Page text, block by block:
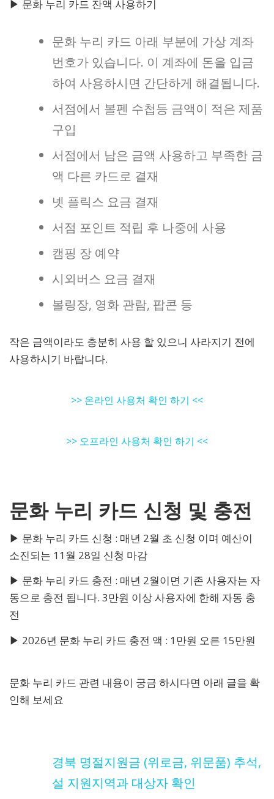
▶ 문화 누리 카드 잔액 사용하기
문화 누리 카드 아래 부분에 가상 계좌
번호가 있습니다. 이 계좌에 돈을 입금
하여 사용하시면 간단하게 해결됩니다.
서점에서 볼펜 수첩등 금액이 적은 제품
구입
서점에서 남은 금액 사용하고 부족한 금
액 다른 카드로 결재
넷 플릭스 요금 결재
서점 포인트 적립 후 나중에 사용
캠핑 장 예약
시외버스 요금 결재
볼링장, 영화 관람, 팝콘 등
작은 금액이라도 충분히 사용 할 있으니 사라지기 전에
사용하시기 바랍니다.
>> 온라인 사용처 확인 하기 <<
>> 오프라인 사용처 확인 하기 <<
문화 누리 카드 신청 및 충전
▶ 문화 누리 카드 신청 : 매년 2월 초 신청 이며 예산이
소진되는 11월 28일 신청 마감
▶ 문화 누리 카드 충전 : 매년 2월이면 기존 사용자는 자
동으로 충전 됩니다. 3만원 이상 사용자에 한해 자동 충
전
▶ 2026년 문화 누리 카드 충전 액 : 1만원 오른 15만원
문화 누리 카드 관련 내용이 궁금 하시다면 아래 글을 확
인해 보세요
경북 명절지원금 (위로금, 위문품) 추석,
설 지원지역과 대상자 확인